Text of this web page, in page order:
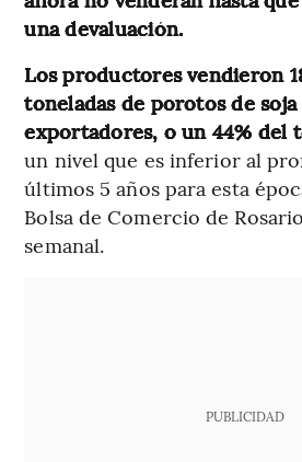
una devaluación.
Los productores vendieron
toneladas de porotos de
exportadores, o un 44% del
un nivel que es inferior al
últimos 5 años para esta
Bolsa de Comercio de
semanal.
PUBLICIDAD